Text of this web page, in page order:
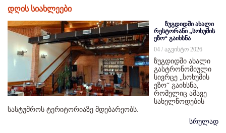
დღის სიახლეები
ზუგდიდში ახალი
რესტორანი „სოხუმის
ეზო“ გაიხსნა
04 / აგვისტო 2026
ზუგდიდში ახალი
გასტრონომიული
სივრცე „სოხუმის
ეზო“ გაიხსნა,
რომელიც ამავე
სახელწოდების
სასტუმროს ტერიტორიაზე მდებარეობს.
სრულად